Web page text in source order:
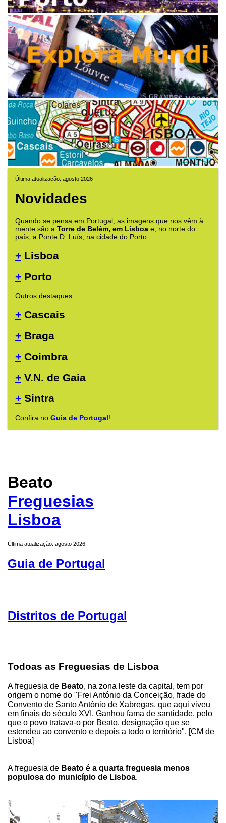
Última atualização: agosto 2026
Novidades
Quando se pensa em Portugal, as imagens que nos vêm à
mente são a Torre de Belém, em Lisboa e, no norte do
país, a Ponte D. Luís, na cidade do Porto.
+ Lisboa
+ Porto
Outros destaques:
+ Cascais
+ Braga
+ Coimbra
+ V.N. de Gaia
+ Sintra
Confira no Guia de Portugal!
Beato
Freguesias
Lisboa
Última atualização: agosto 2026
Guia de Portugal
Distritos de Portugal
Todoas as Freguesias de Lisboa
A freguesia de Beato, na zona leste da capital, tem por
origem o nome do "Frei António da Conceição, frade do
Convento de Santo António de Xabregas, que aqui viveu
em finais do século XVI. Ganhou fama de santidade, pelo
que o povo tratava-o por Beato, designação que se
estendeu ao convento e depois a todo o território". [CM de
Lisboa]
A freguesia de Beato é a quarta freguesia menos
populosa do município de Lisboa.